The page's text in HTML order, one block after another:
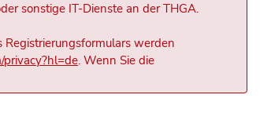
sonstige IT-Dienste an der THGA.
werden
privacy?hl=de. Wenn Sie die